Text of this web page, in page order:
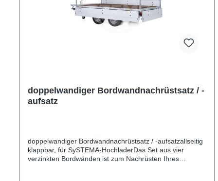
doppelwandiger Bordwandnachrüstsatz / -
aufsatz
doppelwandiger Bordwandnachrüstsatz / -aufsatzallseitig
klappbar, für SySTEMA-HochladerDas Set aus vier
verzinkten Bordwänden ist zum Nachrüsten Ihres